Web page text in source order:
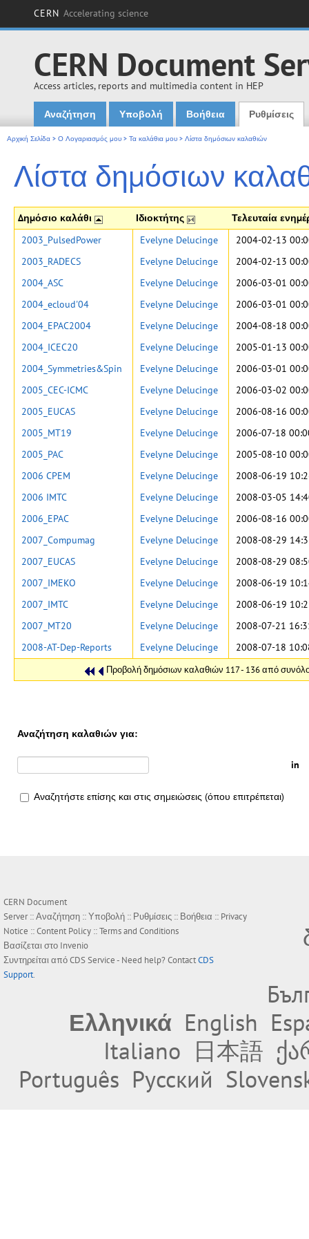
CERN Accelerating science
CERN Document
Access articles, reports and multimedia content in HEP
Main menu
Αναζήτηση Υποβολή Βοήθεια Ρυθμίσεις
Αρχική Σελίδα > Ο Λογαριασμός μου > Τα καλάθια μου > Λίστα δημόσιων καλαθιών
Λίστα δημόσιων
Δημόσιο καλάθι Ιδιοκτήτης Τελευταία
Προβολή δημόσιων καλαθιών 117 - 136 από
2003_PulsedPower Evelyne Delucinge
2004-02-13
2003_RADECS
Evelyne Delucinge
2004-02-13
2004_ASC
Evelyne Delucinge
2006-03-01
2004_ecloud'04
Evelyne Delucinge
2006-03-01
2004_EPAC2004
Evelyne Delucinge
2004-08-18
2004_ICEC20
Evelyne Delucinge
2005-01-13
2004_Symmetries&Spin
Evelyne Delucinge
2006-03-01
2005_CEC-ICMC
Evelyne Delucinge
2006-03-02
2005_EUCAS
Evelyne Delucinge
2006-08-16
2005_MT19
Evelyne Delucinge
2006-07-18
2005_PAC
Evelyne Delucinge
2005-08-10
2006 CPEM
Evelyne Delucinge
2008-06-19
2006 IMTC
Evelyne Delucinge
2008-03-05
2006_EPAC
Evelyne Delucinge
2006-08-16
2007_Compumag
Evelyne Delucinge
2008-08-29
2007_EUCAS
Evelyne Delucinge
2008-08-29
2007_IMEKO
Evelyne Delucinge
2008-06-19
2007_IMTC
Evelyne Delucinge
2008-06-19
2007_MT20
Evelyne Delucinge
2008-07-21
2008-AT-Dep-Reports
Evelyne Delucinge 2008-07-18
Αναζήτηση καλαθιών για:
in
Αναζητήστε επίσης και στις σημειώσεις (όπου επιτρέπεται)
CERN Document
Server ::Αναζήτηση ::Υποβολή :: Ρυθμίσεις :: Βοήθεια :: Privacy
Notice ::Content Policy ::Terms and Conditions
Βασίζεται στο Invenio
Συντηρείται απόCDS Service- Need help? ContactCDS
Support.
Ελληνικά English
Italiano 日本語
Português Русский